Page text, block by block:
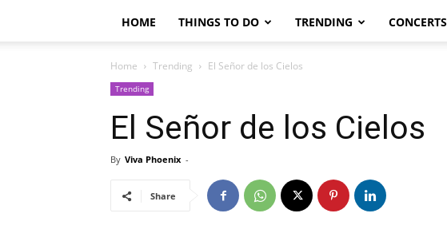
HOME THINGS TO DO TRENDING CONCERTS
Home Trending El Señor de los Cielos
Trending
El Señor de los Cielos
By Viva Phoenix -
Share